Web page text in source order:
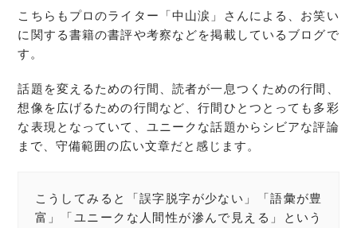
こちらもプロのライター「中山涙」さんによる、お笑い
に関する書籍の書評や考察などを掲載しているブログで
す。
話題を変えるための行間、読者が一息つくための行間、
想像を広げるための行間など、行間ひとつとっても多彩
な表現となっていて、ユニークな話題からシビアな評論
まで、守備範囲の広い文章だと感じます。
こうしてみると「誤字脱字が少ない」「語彙が豊
富」「ユニークな人間性が滲んで見える」という